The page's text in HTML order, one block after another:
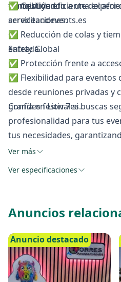
tranquilidad.
contribuyendo a una
serviceandevents.es
+2
Safety Global
+2
✅ Gestión eficiente del
acreditaciones.
✅ Reducción de colas y
entrada.
✅ Protección frente a
✅ Flexibilidad para eventos
desde reuniones privadas y
grandes festivales.
Confía en Lion 7 si buscas
profesionalidad para tus
tus necesidades,
experiencia cómoda tanto
Ver más
Ver especificaciones
Anuncios
Anuncio destacado